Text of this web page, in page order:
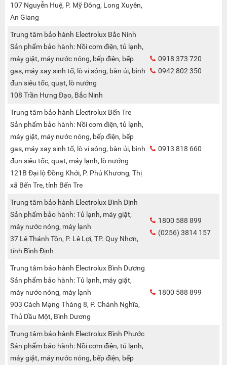
107 Nguyễn Huệ, P. Mỹ Đông, Long Xuyên,
An Giang
Trung tâm bảo hành Electrolux Bắc Ninh
Sản phẩm bảo hành: Nồi cơm điện, tủ lạnh,
máy giặt, máy nước nóng, bếp điện, bếp
gas, máy xay sinh tố, lò vi sóng, bàn ủi, bình
đun siêu tốc, quạt, lò nướng
108 Trần Hưng Đạo, Bắc Ninh
0918 373 720
0942 802 350
Trung tâm bảo hành Electrolux Bến Tre
Sản phẩm bảo hành: Nồi cơm điện, tủ lạnh,
máy giặt, máy nước nóng, bếp điện, bếp
gas, máy xay sinh tố, lò vi sóng, bàn ủi, bình
đun siêu tốc, quạt, máy lạnh, lò nướng
121B Đại lộ Đồng Khởi, P. Phú Khương, Thị
xã Bến Tre, tỉnh Bến Tre
0913 818 660
Trung tâm bảo hành Electrolux Bình Định
Sản phẩm bảo hành: Tủ lạnh, máy giặt,
máy nước nóng, máy lạnh
37 Lê Thánh Tôn, P. Lê Lợi, TP. Quy Nhơn,
tỉnh Bình Định
1800 588 899
(0256) 3814 157
Trung tâm bảo hành Electrolux Bình Dương
Sản phẩm bảo hành: Tủ lạnh, máy giặt,
máy nước nóng, máy lạnh
903 Cách Mạng Tháng 8, P. Chánh Nghĩa,
Thủ Dầu Một, Bình Dương
1800 588 899
Trung tâm bảo hành Electrolux Bình Phước
Sản phẩm bảo hành: Nồi cơm điện, tủ lạnh,
máy giặt, máy nước nóng, bếp điện, bếp